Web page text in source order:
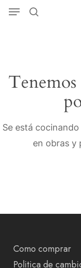
SkipMenu
Se está
en obras y
Como comprar
Politica de
Menu